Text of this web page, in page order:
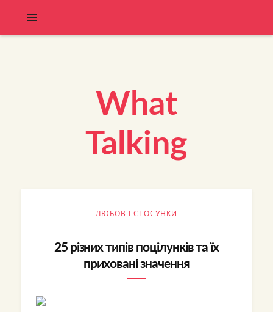
What
Talking
ЛЮБОВ І СТОСУНКИ
25 різних типів поцілунків та їх
приховані значення